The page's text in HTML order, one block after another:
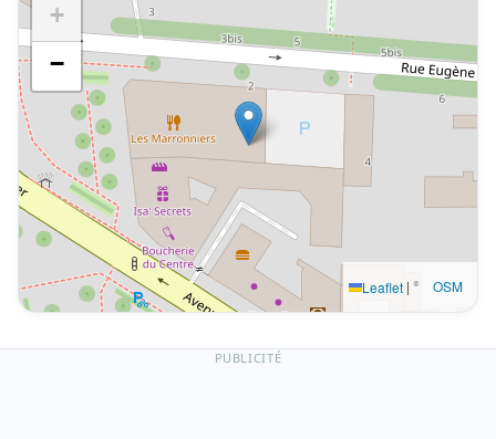
+
−
Leaflet | © OSM
PUBLICITÉ